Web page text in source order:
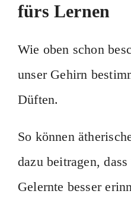
fürs Lernen
Wie oben schon
unser Gehirn
Düften.
So können
dazu beitragen,
Gelernte besser